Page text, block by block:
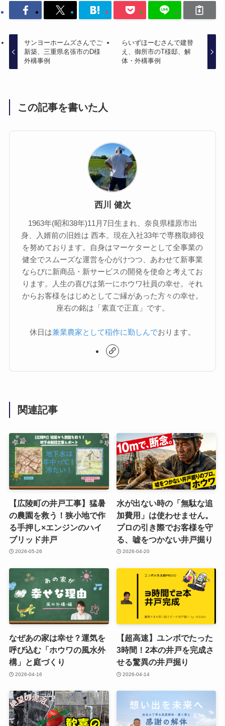
サンヨーホームズさんでご
新築、三重県名張市のD様
外構事例
らいずほーむさんで建替
え、御所市のT様邸、解
体・外構事例
この記事を書いた人
西川 健次
1963年(昭和38年)11月7日生まれ、奈良県橿原市出
身、入婿前の旧姓は 西本。現在入社33年で専務取締役
を努めております。自身はマーケターとして全事業の
健全でスムーズな運営を心がけつつ、あわせて新事業
ならびに新商品・新サービスの開発を使命と考えてお
ります。人生の喜びは第一にホウワ社員の幸せ。それ
からお客様をはじめとしてご縁があった方々の幸せ。
座右の銘は「素直で正直」です。
休日は兼業農家として稲作に勤しんでおります。
関連記事
【広陵町の井戸工事】猛暑
の農園を救う！狭小地で作
る手押し×エンジンのハイ
ブリッド井戸
2026-05-26
水が出ない時の「無駄な追
加費用」は使わせません。
プロの引き際でお客様を守
る、嘘をつかない井戸掘り
2026-04-20
なぜあの家は幸せ？運気を
呼び込む「ホウワの風水外
構」と庭づくり
2026-04-16
【超高速】ユンボでたった
3時間！2本の井戸を完成さ
せる驚異の井戸掘り
2026-04-14